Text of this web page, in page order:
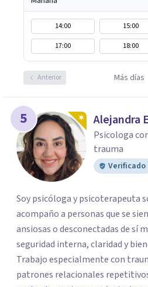
14:00 15:00
17:00
18:00
Anterior Más días
5 Alejandra
Psicologa
trauma
Verificado
Soy psicóloga y psicoterapeuta
acompaño a personas que se
ansiosas o desconectadas de sí
seguridad interna, claridad y
Trabajo especialmente con
patrones relacionales